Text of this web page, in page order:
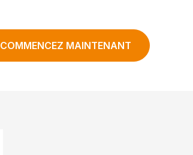
COMMENCEZ MAINTENANT